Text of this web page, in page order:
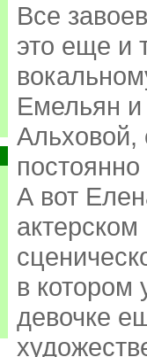
Все
это еще и
Емельян и
Альховой,
А вот
в котором
девочке